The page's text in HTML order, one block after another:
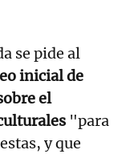
se pide al
inicial de
el
"para
y que